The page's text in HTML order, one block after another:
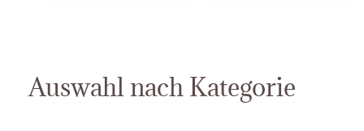
Auswahl nach Kategorie